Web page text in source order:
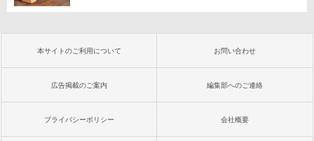
本サイトのご利用について お問い合わせ
広告掲載のご案内 編集部へのご連絡
プライバシーポリシー 会社概要